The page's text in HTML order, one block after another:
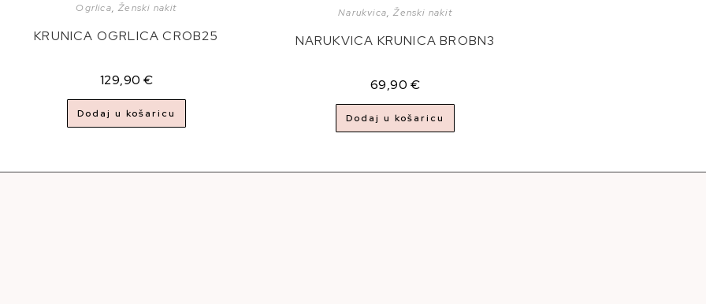
Ogrlica,Ženski nakit
KRUNICA OGRLICA CROB25
129,90 €
Dodaj u košaricu
Narukvica,Ženski nakit
NARUKVICA KRUNICA BROBN3
69,90 €
Dodaj u košaricu